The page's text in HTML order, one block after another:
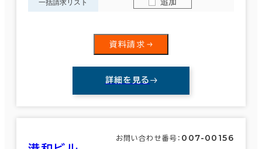
一括請求リスト
資料請求
詳細を見る
お問い合わせ番号： 007-00156